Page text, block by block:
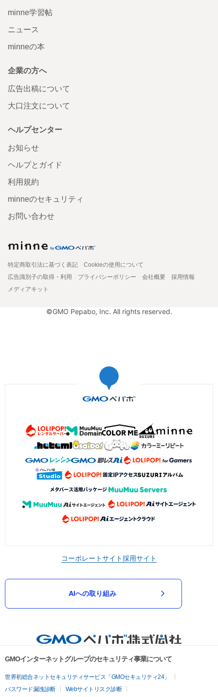
minne学習帖
ニュース
minneの本
企業の方へ
広告出稿について
大口注文について
ヘルプセンター
お知らせ
ヘルプとガイド
利用規約
minneのセキュリティ
お問い合わせ
特定商取引法に基づく表記
Cookieの使用について
広告識別子の取得・利用
プライバシーポリシー 会社概要
採用情報
メディアキット
©GMO Pepabo, Inc. All rights reserved.
コーポレートサイト採用サイト
AIへの取り組み
GMOインターネットグループのセキュリティ事業について
世界初総合ネットセキュリティサービス「GMOセキュリティ24」
パスワード漏洩診断
Webサイトリスク診断